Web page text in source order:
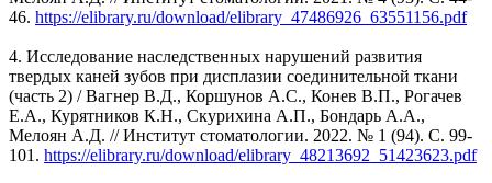
46. https://elibrary.ru/download/elibrary_47486926_63551156.pdf
4. Исследование наследственных нарушений развития
твердых каней зубов при дисплазии соединительной ткани
(часть 2) / Вагнер В.Д., Коршунов А.С., Конев В.П., Рогачев
Е.А., Курятников К.Н., Скурихина А.П., Бондарь А.А.,
Мелоян А.Д. // Институт стоматологии. 2022. № 1 (94). С. 99-
101. https://elibrary.ru/download/elibrary_48213692_51423623.pdf